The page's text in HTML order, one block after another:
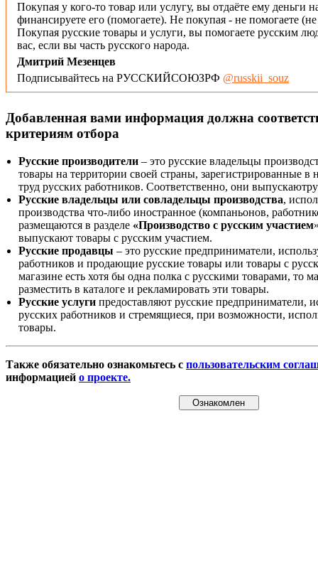
Покупая у кого-то товар или услугу, вы отдаёте ему деньги
финансируете его (помогаете). Не покупая - не помогаете
Покупая русские товары и услуги, вы помогаете русским
вас, если вы часть русского народа.
Дмитрий Мезенцев
Подписывайтесь на РУССКИЙСОЮЗРФ @russkii_souz
Добавленная вами информация должна
критериям отбора
Русские производители – это русские владельцы
товары на территории своей страны, зарегистрированные
труд русских работников. Соответственно, они
Русские владельцы или совладельцы производства,
производства что-либо иностранное (компаньонов,
размещаются в разделе «Производство с русским участием
выпускают товары с русским участием.
Русские продавцы – это русские предприниматели,
работников и продающие русские товары или товары с
магазине есть хотя бы одна полка с русскими товарами, то
разместить в каталоге и рекламировать эти товары.
Русские услуги предоставляют русские предприниматели,
русских работников и стремящиеся, при возможности,
товары.
Также обязательно ознакомьтесь с пользовательским
информацией о проекте.
Ознакомлен